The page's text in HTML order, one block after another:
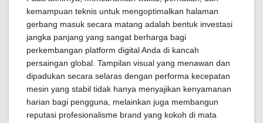
kemampuan teknis untuk mengoptimalkan halaman
gerbang masuk secara matang adalah bentuk investasi
jangka panjang yang sangat berharga bagi
perkembangan platform digital Anda di kancah
persaingan global. Tampilan visual yang menawan dan
dipadukan secara selaras dengan performa kecepatan
mesin yang stabil tidak hanya menyajikan kenyamanan
harian bagi pengguna, melainkan juga membangun
reputasi profesionalisme brand yang kokoh di mata